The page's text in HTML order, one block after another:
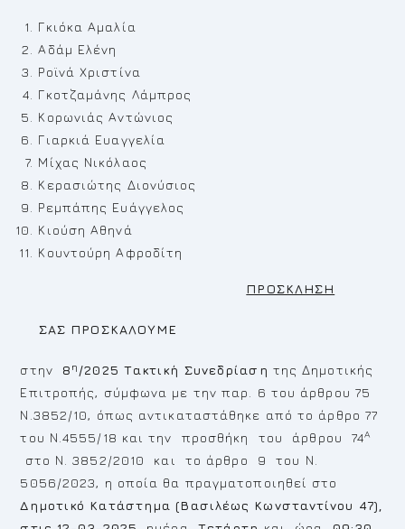
Γκιόκα Αμαλία
Αδάμ Ελένη
Ροϊνά Χριστίνα
Γκοτζαμάνης Λάμπρος
Κορωνιάς Αντώνιος
Γιαρκιά Ευαγγελία
Μίχας Νικόλαος
Κερασιώτης Διονύσιος
Ρεμπάπης Ευάγγελος
Κιούση Αθηνά
Κουντούρη Αφροδίτη
ΠΡΟΣΚΛΗΣΗ
ΣΑΣ ΠΡΟΣΚΑΛΟΥΜΕ
στην 8 η /2025 Τακτική Συνεδρίαση της Δημοτικής
Επιτροπής, σύμφωνα με την παρ. 6 του άρθρου 75
Ν.3852/10, όπως αντικαταστάθηκε από το άρθρο 77
του Ν.4555/18 και την προσθήκη του άρθρου 74Α
στο Ν. 3852/2010 και το άρθρο 9 του Ν.
5056/2023, η οποία θα πραγματοποιηθεί στο
Δημοτικό Κατάστημα (Βασιλέως Κωνσταντίνου 47),